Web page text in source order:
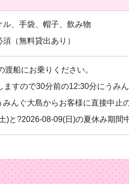
、手袋、帽子、飲み物
（無料貸出あり）
船にお乗りください。
すので30分前の12:30分にうみ
んぐ大島からお客様に直接中止
)と?2026-08-09(日)の夏休み期間